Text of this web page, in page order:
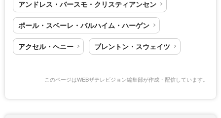
アンドレス・バースモ・クリスティアンセン
ポール・スベーレ・バルハイム・ハーゲン
アクセル・ヘニー ブレントン・スウェイツ
このページはWEBザテレビジョン編集部が作成・配信しています。